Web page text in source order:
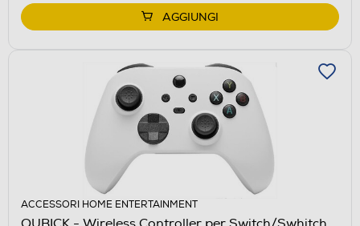
AGGIUNGI
ACCESSORI HOME ENTERTAINMENT